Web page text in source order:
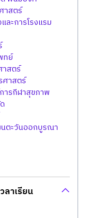
าสตร์
ละการโรงแรม
ทย์
สตร์
ศาสตร์
ารกีฬาสุขภาพ
ตะวันออกบูรณา
ลาเรียน